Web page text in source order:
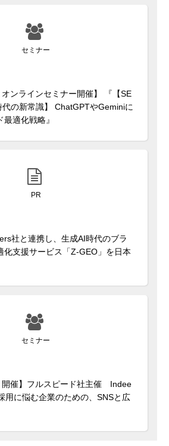
セミナー
オンラインセミナー開催】 『【SE
の新常識】 ChatGPTやGeminiに
適化戦略』
PR
社と連携し、生成AI時代のブラ
化支援サービス「Z-GEO」を日本
セミナー
開催】フルスピード社主催 Indee
用に悩む企業のための、SNSと広